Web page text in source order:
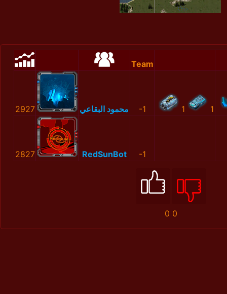
Team
2927 محمود البقاعي -1 1 1
2827 RedSunBot -1
0 0